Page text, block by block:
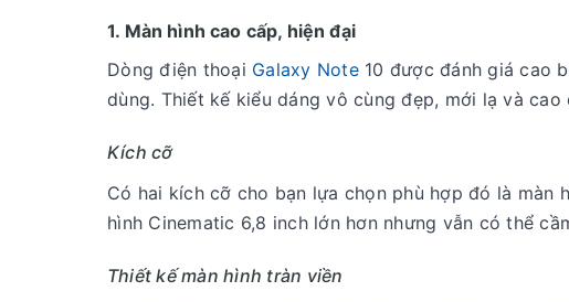
1. Màn hình cao cấp, hiện đại
Dòng điện thoại Galaxy Note 10 được đánh giá cao
dùng. Thiết kế kiểu dáng vô cùng đẹp, mới lạ và
Kích cỡ
Có hai kích cỡ cho bạn lựa chọn phù hợp đó là màn
hình Cinematic 6,8 inch lớn hơn nhưng vẫn có thể
Thiết kế màn hình tràn viền